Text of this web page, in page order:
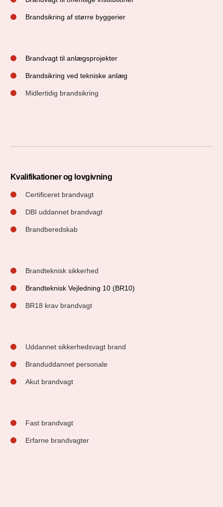
Brandsikring af større byggerier
Brandvagt til anlægsprojekter
Brandsikring ved tekniske anlæg
Midlertidig brandsikring
Kvalifikationer og lovgivning
Certificeret brandvagt
DBI uddannet brandvagt
Brandberedskab
Brandteknisk sikkerhed
Brandteknisk Vejledning 10 (BR10)
BR18 krav brandvagt
Uddannet sikkerhedsvagt brand
Branduddannet personale
Akut brandvagt
Fast brandvagt
Erfarne brandvagter